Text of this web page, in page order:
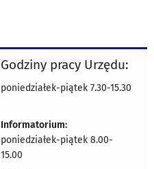
Godziny pracy Urzędu:
poniedziałek-piątek 7.30-15.30
Informatorium:
poniedziałek-piątek 8.00-
15.00